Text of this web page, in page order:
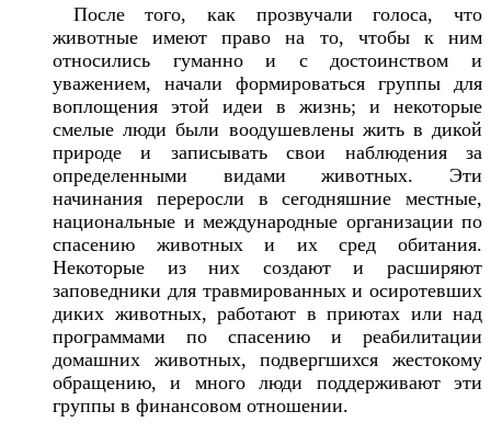
После того, как прозвучали голоса, что
животные имеют право на то, чтобы к ним
относились гуманно и с достоинством и
уважением, начали формироваться группы для
воплощения этой идеи в жизнь; и некоторые
смелые люди были воодушевлены жить в дикой
природе и записывать свои наблюдения за
определенными видами животных. Эти
начинания переросли в сегодняшние местные,
национальные и международные организации по
спасению животных и их сред обитания.
Некоторые из них создают и расширяют
заповедники для травмированных и осиротевших
диких животных, работают в приютах или над
программами по спасению и реабилитации
домашних животных, подвергшихся жестокому
обращению, и много люди поддерживают эти
группы в финансовом отношении.